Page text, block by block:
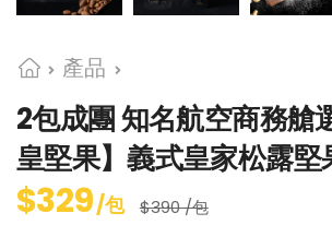
產品
2包成團 知名航空商務艙
皇堅果】義式皇家松露堅
$329/包 $390 /包